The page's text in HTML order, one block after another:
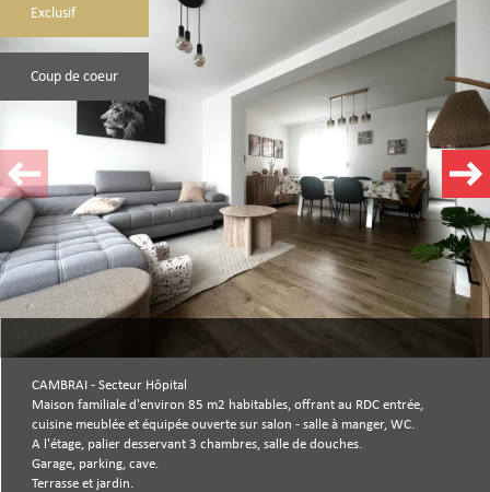
financières
Plus de
détails
Bilan
énergétique
CAMBRAI - Secteur Hôpital
Maison familiale d'environ 85 m2 habitables, offrant au RDC entrée,
cuisine meublée et équipée ouverte sur salon - salle à manger, WC.
A l'étage, palier desservant 3 chambres, salle de douches.
Garage, parking, cave.
Terrasse et jardin.
Exclusif
Coup de coeur